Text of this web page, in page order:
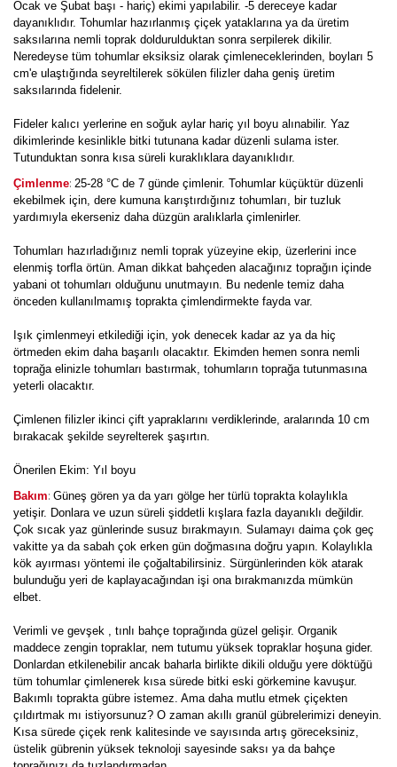
Ocak ve Şubat başı - hariç) ekimi yapılabilir. -5 dereceye kadar
dayanıklıdır. Tohumlar hazırlanmış çiçek yataklarına ya da üretim
saksılarına nemli toprak doldurulduktan sonra serpilerek dikilir.
Neredeyse tüm tohumlar eksiksiz olarak çimleneceklerinden, boyları 5
cm'e ulaştığında seyreltilerek sökülen filizler daha geniş üretim
saksılarında fidelenir.
Fideler kalıcı yerlerine en soğuk aylar hariç yıl boyu alınabilir. Yaz
dikimlerinde kesinlikle bitki tutunana kadar düzenli sulama ister.
Tutunduktan sonra kısa süreli kuraklıklara dayanıklıdır.
Çimlenme: 25-28 °C de 7 günde çimlenir. Tohumlar küçüktür düzenli
ekebilmek için, dere kumuna karıştırdığınız tohumları, bir tuzluk
yardımıyla ekerseniz daha düzgün aralıklarla çimlenirler.
Tohumları hazırladığınız nemli toprak yüzeyine ekip, üzerlerini ince
elenmiş torfla örtün. Aman dikkat bahçeden alacağınız toprağın içinde
yabani ot tohumları olduğunu unutmayın. Bu nedenle temiz daha
önceden kullanılmamış toprakta çimlendirmekte fayda var.
Işık çimlenmeyi etkilediği için, yok denecek kadar az ya da hiç
örtmeden ekim daha başarılı olacaktır. Ekimden hemen sonra nemli
toprağa elinizle tohumları bastırmak, tohumların toprağa tutunmasına
yeterli olacaktır.
Çimlenen filizler ikinci çift yapraklarını verdiklerinde, aralarında 10 cm
bırakacak şekilde seyrelterek şaşırtın.
Önerilen Ekim: Yıl boyu
Bakım: Güneş gören ya da yarı gölge her türlü toprakta kolaylıkla
yetişir. Donlara ve uzun süreli şiddetli kışlara fazla dayanıklı değildir.
Çok sıcak yaz günlerinde susuz bırakmayın. Sulamayı daima çok geç
vakitte ya da sabah çok erken gün doğmasına doğru yapın. Kolaylıkla
kök ayırması yöntemi ile çoğaltabilirsiniz. Sürgünlerinden kök atarak
bulunduğu yeri de kaplayacağından işi ona bırakmanızda mümkün
elbet.
Verimli ve gevşek , tınlı bahçe toprağında güzel gelişir. Organik
maddece zengin topraklar, nem tutumu yüksek topraklar hoşuna gider.
Donlardan etkilenebilir ancak baharla birlikte dikili olduğu yere döktüğü
tüm tohumlar çimlenerek kısa sürede bitki eski görkemine kavuşur.
Bakımlı toprakta gübre istemez. Ama daha mutlu etmek çiçekten
çıldırtmak mı istiyorsunuz? O zaman akıllı granül gübrelerimizi deneyin.
Kısa sürede çiçek renk kalitesinde ve sayısında artış göreceksiniz,
üstelik gübrenin yüksek teknoloji sayesinde saksı ya da bahçe